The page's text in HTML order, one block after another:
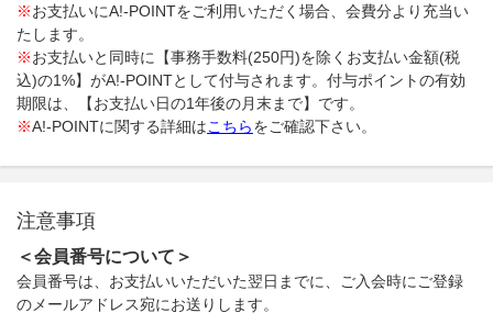
※お支払いにA!-POINTをご利用いただく場合、会費分より充当い
たします。
※お支払いと同時に【事務手数料(250円)を除くお支払い金額(税
込)の1%】がA!-POINTとして付与されます。付与ポイントの有効
期限は、【お支払い日の1年後の月末まで】です。
※A!-POINTに関する詳細はこちらをご確認下さい。
注意事項
＜会員番号について＞
会員番号は、お支払いいただいた翌日までに、ご入会時にご登録
のメールアドレス宛にお送りします。